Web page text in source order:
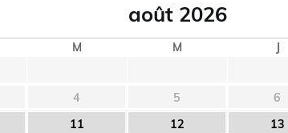
août 2026
M M J
4 5 6
11 12 13